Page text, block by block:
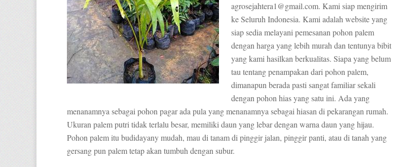
agrosejahtera1@gmail.com. Kami siap mengirim
ke Seluruh Indonesia. Kami adalah website yang
siap sedia melayani pemesanan pohon palem
dengan harga yang lebih murah dan tentunya bibit
yang kami hasilkan berkualitas. Siapa yang belum
tau tentang penampakan dari pohon palem,
dimanapun berada pasti sangat familiar sekali
dengan pohon hias yang satu ini. Ada yang
menanamnya sebagai pohon pagar ada pula yang menanamnya sebagai hiasan di pekarangan rumah.
Ukuran palem putri tidak terlalu besar, memiliki daun yang lebar dengan warna daun yang hijau.
Pohon palem itu budidayany mudah, mau di tanam di pinggir jalan, pinggir panti, atau di tanah yang
gersang pun palem tetap akan tumbuh dengan subur.